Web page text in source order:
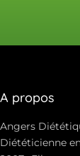
A propos
Angers
Diététicienne